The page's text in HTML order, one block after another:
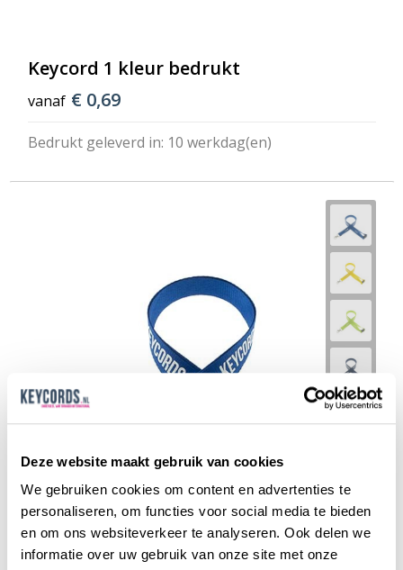
Deze website maakt gebruik van cookies
We gebruiken cookies om content en advertenties te
personaliseren, om functies voor social media te bieden
en om ons websiteverkeer te analyseren. Ook delen we
informatie over uw gebruik van onze site met onze
Keycord 1 kleur bedrukt
vanaf € 0,69
Bedrukt geleverd in: 10 werkdag(en)